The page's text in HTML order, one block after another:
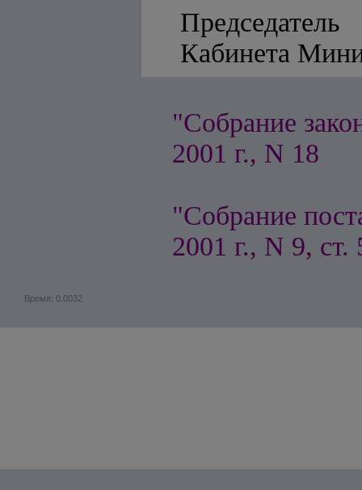
Председатель
"Собрание
2001 г., N 18
"Собрание
2001 г., N 9, ст.
Время: 0.0032